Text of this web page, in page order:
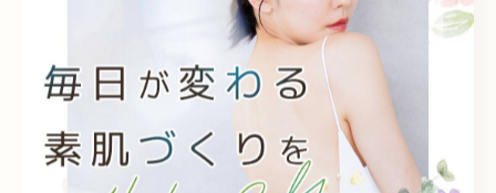
一覧に戻る 次のページ >
#全身 #部位 #学割